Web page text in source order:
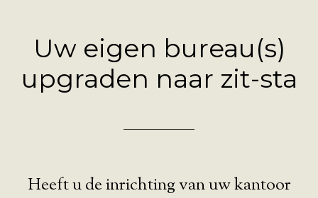
Uw eigen bureau(s)
upgraden naar zit-sta
Heeft u de inrichting van uw kantoor